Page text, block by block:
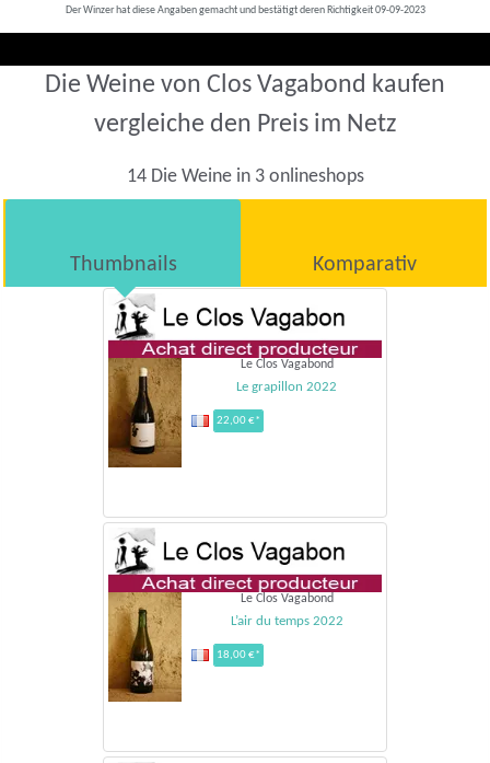
Der Winzer hat diese Angaben gemacht und bestätigt deren Richtigkeit 09-09-2023
Die Weine von Clos Vagabond kaufen
vergleiche den Preis im Netz
14 Die Weine in 3 onlineshops
Thumbnails Komparativ
Le Clos Vagabond
Le grapillon 2022
22,00 €*
Le Clos Vagabond
L’air du temps 2022
18,00 €*